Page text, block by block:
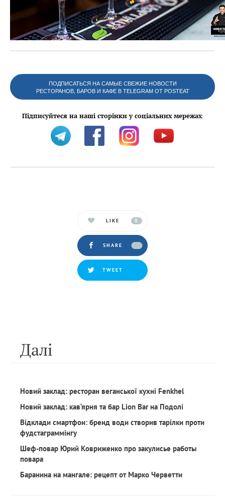
ПОДПИСАТЬСЯ НА САМЫЕ СВЕЖИЕ НОВОСТИ
РЕСТОРАНОВ, БАРОВ И КАФЕ В TELEGRAM ОТ POSTEAT
Підписуйтеся на наші сторінки у соціальних мережах:
LIKE 0
SHARE
TWEET
Далi
Новий заклад: ресторан веганської кухні Fenkhel
Новий заклад: кав‘ярня та бар Lion Bar на Подолі
Відклади смартфон: бренд води створив тарілки проти
фудстаграммінгу
Шеф-повар Юрий Ковриженко про закулисье работы
повара
Баранина на мангале: рецепт от Марко Черветти